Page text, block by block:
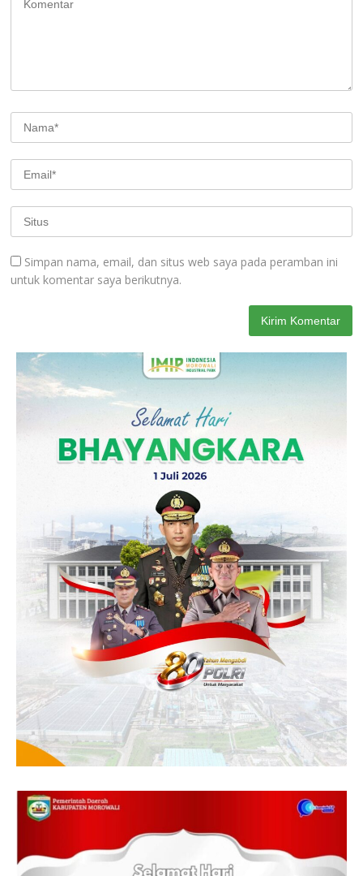
Simpan nama, email, dan situs web saya pada peramban ini
untuk komentar saya berikutnya.